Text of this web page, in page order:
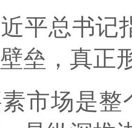
总书记指
垒，真正
场是整